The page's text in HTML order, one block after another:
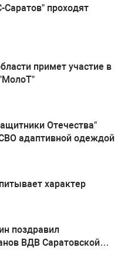
проходят
примет участие в
Отечества"
адаптивной одеждой
характер
поздравил
ВДВ Саратовской